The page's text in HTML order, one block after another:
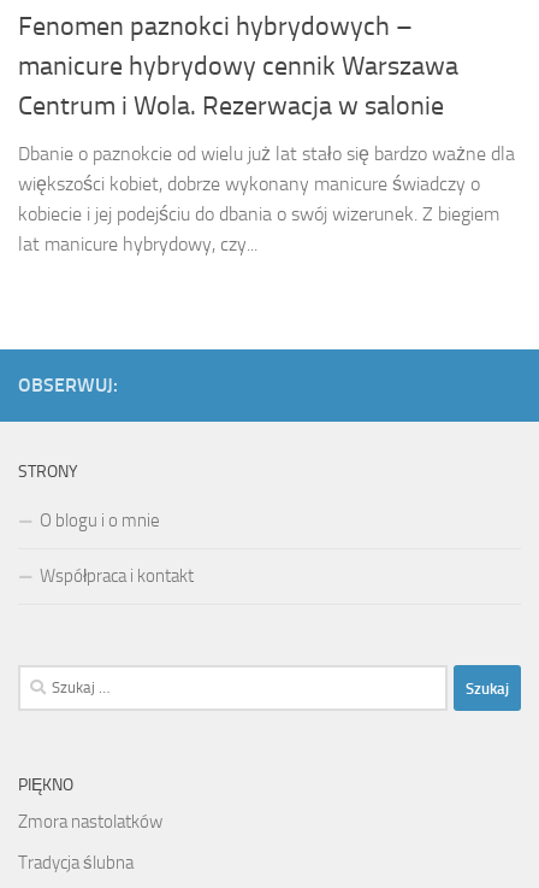
Fenomen paznokci hybrydowych –
manicure hybrydowy cennik Warszawa
Centrum i Wola. Rezerwacja w salonie
Dbanie o paznokcie od wielu już lat stało się bardzo ważne dla
większości kobiet, dobrze wykonany manicure świadczy o
kobiecie i jej podejściu do dbania o swój wizerunek. Z biegiem
lat manicure hybrydowy, czy...
OBSERWUJ:
STRONY
O blogu i o mnie
Współpraca i kontakt
Szukaj:
PIĘKNO
Zmora nastolatków
Tradycja ślubna